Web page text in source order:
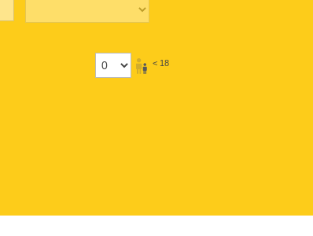
< 18